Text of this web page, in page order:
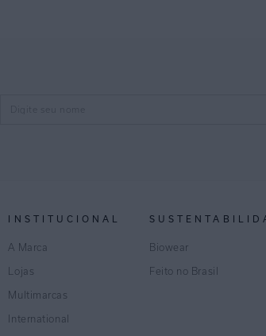
INSTITUCIONAL
A Marca
Lojas
Multimarcas
International
Biowear
Feito no Brasil